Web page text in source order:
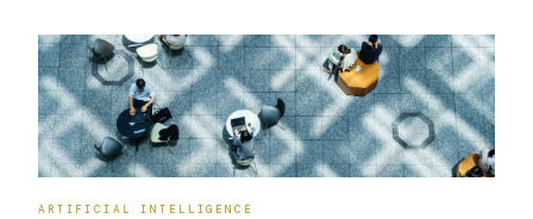
ARTIFICIAL INTELLIGENCE